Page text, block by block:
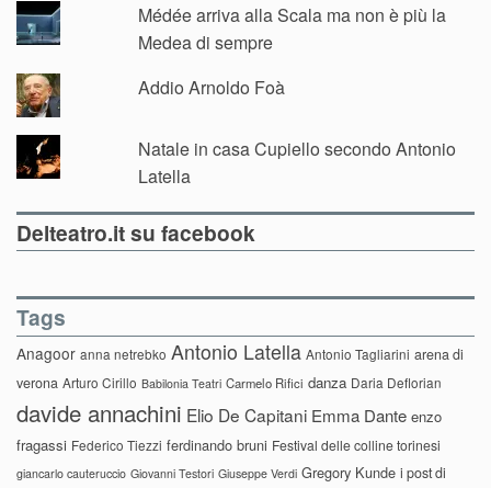
Médée arriva alla Scala ma non è più la
Medea di sempre
Addio Arnoldo Foà
Natale in casa Cupiello secondo Antonio
Latella
Delteatro.it su facebook
Tags
Anagoor anna netrebko Antonio Latella Antonio Tagliarini arena di
verona Arturo Cirillo Babilonia Teatri Carmelo Rifici danza Daria Deflorian
davide annachini Elio De Capitani Emma Dante enzo
fragassi Federico Tiezzi ferdinando bruni Festival delle colline torinesi
giancarlo cauteruccio Giovanni Testori Giuseppe Verdi Gregory Kunde i post di